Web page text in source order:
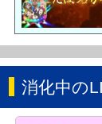
消化中の